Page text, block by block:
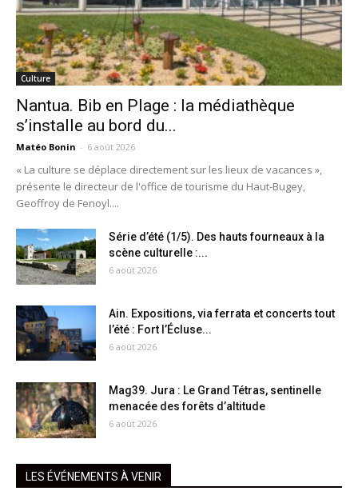
Culture
Nantua. Bib en Plage : la médiathèque
s’installe au bord du...
Matéo Bonin - 6 août 2026
« La culture se déplace directement sur les lieux de vacances »,
présente le directeur de l'office de tourisme du Haut-Bugey,
Geoffroy de Fenoyl....
Série d’été (1/5). Des hauts fourneaux à la
scène culturelle :...
6 août 2026
Ain. Expositions, via ferrata et concerts tout
l’été : Fort l’Écluse...
6 août 2026
Mag39. Jura : Le Grand Tétras, sentinelle
menacée des forêts d’altitude
6 août 2026
LES ÉVÉNEMENTS À VENIR